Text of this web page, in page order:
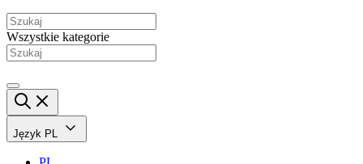
Wszystkie kategorie
Język PL